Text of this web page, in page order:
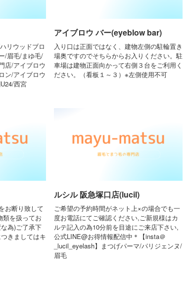
リウッドブロ
/眉毛/まゆ毛/
店/アイブロウ
ン/アイブロウ
西宮
アイブロウ バー(eyeblow bar)
入り口は正面ではなく、建物左側の駐輪置き
場奥ですのでそちらからお入りください。駐
車場は建物正面向かって右側３台をご利用く
ださい。（看板１～３）※左側使用不可
お断り致して
類を扱ってお
為)ご了承下
きましてはキ
ルシル 阪急塚口店(lucil)
ご希望の予約時間がネット上×の場合でも一
度お電話にてご確認ください,ご新規様はカ
ルテ記入の為10分前を目途にご来店下さい,
公式LINE@お得情報配信中＊【insta＠
_lucil_eyelash】まつげパーマ/パリジェンヌ/
眉毛